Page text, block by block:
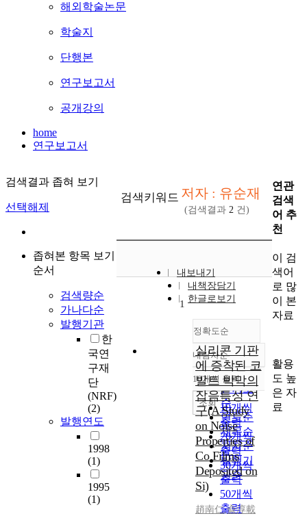
해외학술논문
학술지
단행본
연구보고서
공개강의
home
연구보고서
검색결과 좁혀 보기
선택해제
좁혀본 항목 보기
순서
검색량순
가나다순
발행기관
한
국연
구재
단
(NRF)
(2)
발행연도
1998
(1)
1995
(1)
검색키워드 저자 : 유순재
(검색결과 2 건)
내보내기
내책장담기
한글로보기
정확도순
정확도
순
인기도
순
연도순
제목순
저자순
발행기
관순
내림차순
내림차순
10개씩 출력
10개씩
출력
20개씩
출력
30개씩
출력
50개씩
출력
조회
1
실리콘 기판
에 증착된 코
발트 박막의
잡음특성 연
구(A Study
on Noise
Properties of
Co Films
Deposited on
Si)
趙南仁,兪淳載
연관
검색
어 추
천
이 검
색어
로 많
이 본
자료
활용
도 높
은 자
료